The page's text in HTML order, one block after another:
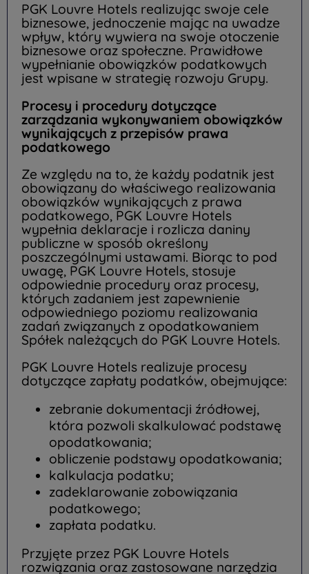
PGK Louvre Hotels realizując swoje cele
biznesowe, jednoczenie mając na uwadze
wpływ, który wywiera na swoje otoczenie
biznesowe oraz społeczne. Prawidłowe
wypełnianie obowiązków podatkowych
jest wpisane w strategię rozwoju Grupy.
Procesy i procedury dotyczące
zarządzania wykonywaniem obowiązków
wynikających z przepisów prawa
podatkowego
Ze względu na to, że każdy podatnik jest
obowiązany do właściwego realizowania
obowiązków wynikających z prawa
podatkowego, PGK Louvre Hotels
wypełnia deklaracje i rozlicza daniny
publiczne w sposób określony
poszczególnymi ustawami. Biorąc to pod
uwagę, PGK Louvre Hotels, stosuje
odpowiednie procedury oraz procesy,
których zadaniem jest zapewnienie
odpowiedniego poziomu realizowania
zadań związanych z opodatkowaniem
Spółek należących do PGK Louvre Hotels.
PGK Louvre Hotels realizuje procesy
dotyczące zapłaty podatków, obejmujące:
zebranie dokumentacji źródłowej,
która pozwoli skalkulować podstawę
opodatkowania;
obliczenie podstawy opodatkowania;
kalkulacja podatku;
zadeklarowanie zobowiązania
podatkowego;
zapłata podatku.
Przyjęte przez PGK Louvre Hotels
rozwiązania oraz zastosowane narzędzia